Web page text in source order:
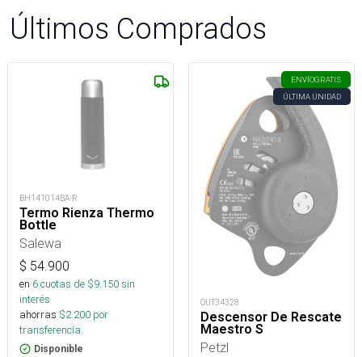
Últimos Comprados
BH141014BA-R
Termo Rienza Thermo
Bottle
Salewa
$ 54.900
en 6cuotas de $9.150sin
interés
ahorras $2.200 por
transferencia.
Disponible
ENVÍOGRATIS
ÚLTIMA UNIDAD
OUT34328
Descensor De Rescate
Maestro S
Petzl